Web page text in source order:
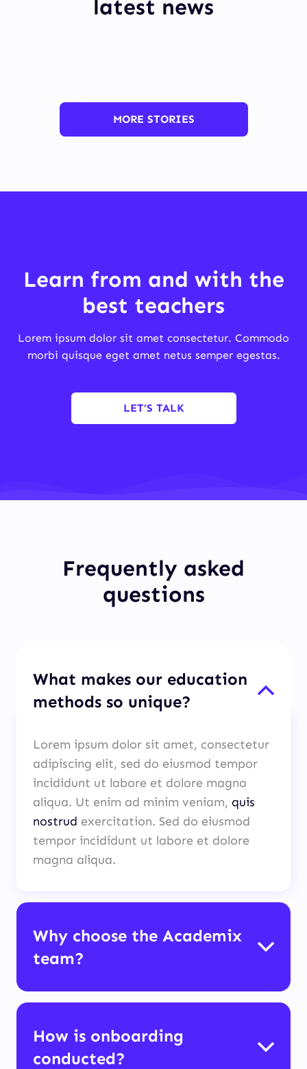
latest news
MORE STORIES
Learn from and with the
best teachers
Lorem ipsum dolor sit amet consectetur. Commodo
morbi quisque eget amet netus semper egestas.
LET’S TALK
Frequently asked
questions
What makes our education
methods so unique?
Lorem ipsum dolor sit amet, consectetur
adipiscing elit, sed do eiusmod tempor
incididunt ut labore et dolore magna
aliqua. Ut enim ad minim veniam, quis
nostrud exercitation. Sed do eiusmod
tempor incididunt ut labore et dolore
magna aliqua.
Why choose the Academix
team?
How is onboarding
conducted?